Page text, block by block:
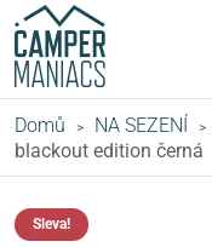
Domů > NA SEZENÍ >
blackout edition černá
Sleva!